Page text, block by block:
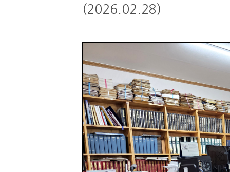
(2026.02.28)